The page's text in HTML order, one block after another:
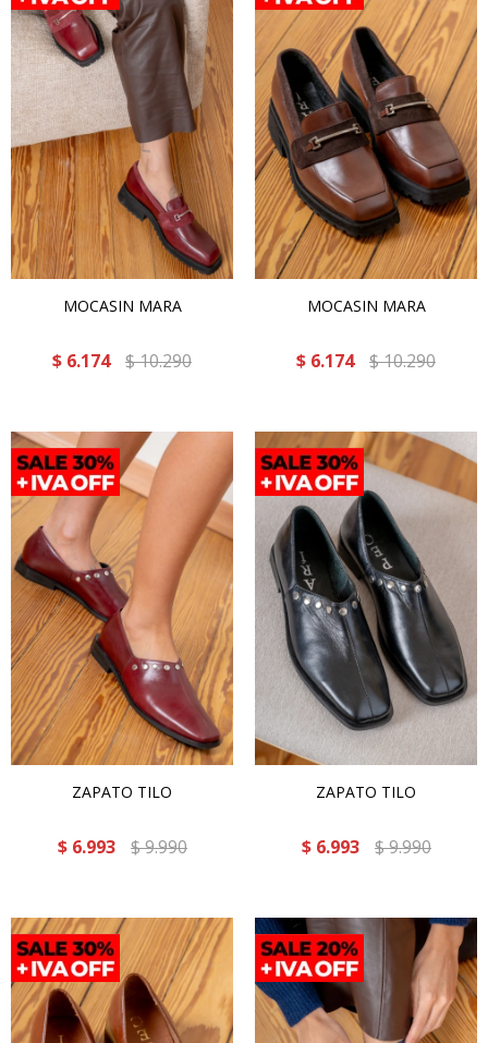
MOCASIN MARA
$ 6.174 $10.290
MOCASIN MARA
$ 6.174 $10.290
ZAPATO TILO
$ 6.993 $9.990
ZAPATO TILO
$ 6.993 $9.990